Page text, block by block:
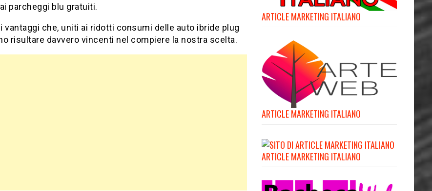
parcheggi blu gratuiti.
vantaggi che, uniti ai ridotti consumi delle auto ibride plug
risultare davvero vincenti nel compiere la nostra scelta.
ARTICLE MARKETING ITALIANO
ARTICLE MARKETING ITALIANO
ARTICLE MARKETING ITALIANO